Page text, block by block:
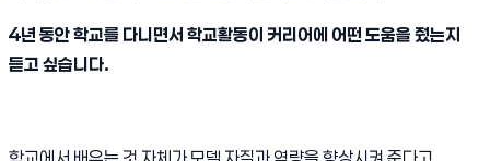
4년 동안 학교를 다니면서 학교활동이 커리어에 어떤 도움을 줬는지
듣고 싶습니다.